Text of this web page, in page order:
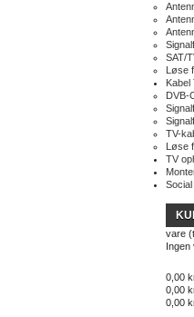
SAT/
Løse
Kabel
DVB-
TV-
Løse
TV
vare
Ingen
0,00
0,00
0,00